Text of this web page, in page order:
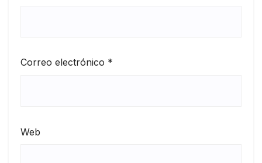
Correo electrónico *
Web